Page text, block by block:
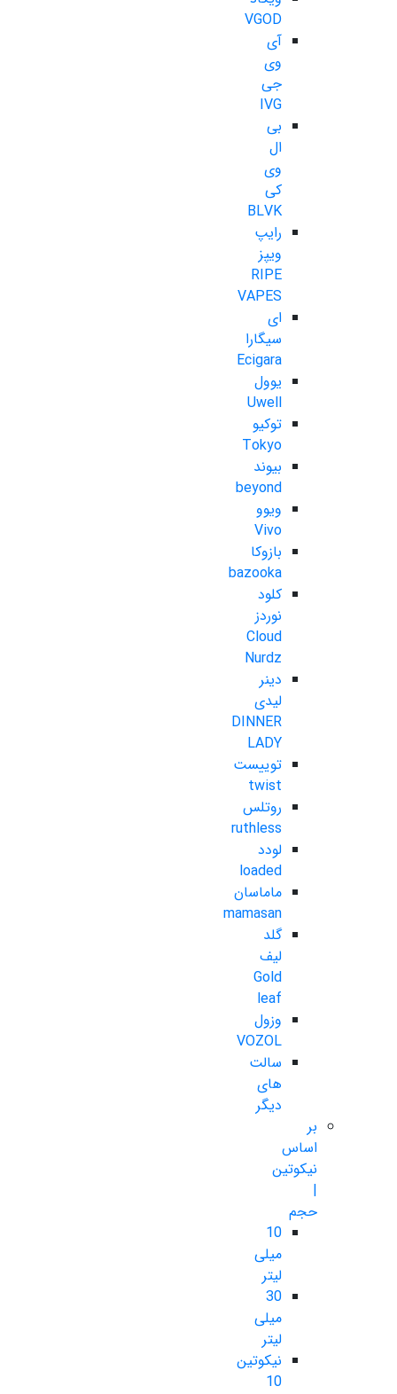
VGOD
آی
وی
جی
IVG
بی
ال
وی
کی
BLVK
رایپ
ویپز
RIPE
VAPES
ای
سیگارا
Ecigara
یوول
Uwell
توکیو
Tokyo
بیوند
beyond
ویوو
Vivo
بازوکا
bazooka
کلود
نوردز
Cloud
Nurdz
دینر
لیدی
DINNER
LADY
توییست
twist
روتلس
ruthless
لودد
loaded
ماماسان
mamasan
گلد
لیف
Gold
leaf
وزول
VOZOL
سالت
های
دیگر
بر
اساس
نیکوتین
|
حجم
10
میلی
لیتر
30
میلی
لیتر
نیکوتین
10